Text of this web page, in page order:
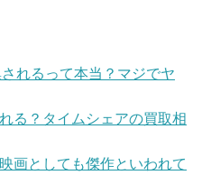
れるって本当？マジでヤ
る？タイムシェアの買取相
画としても傑作といわれて